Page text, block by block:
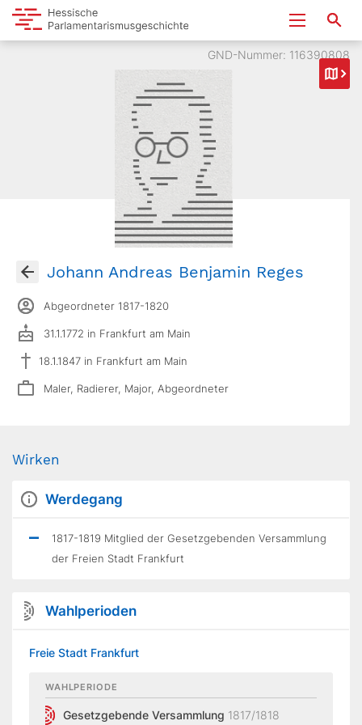
GND-Nummer: 116390808
Johann Andreas Benjamin Reges
Abgeordneter 1817-1820
31.1.1772 in Frankfurt am Main
18.1.1847 in Frankfurt am Main
Maler, Radierer, Major, Abgeordneter
Wirken
Werdegang
1817-1819 Mitglied der Gesetzgebenden Versammlung
der Freien Stadt Frankfurt
Wahlperioden
Freie Stadt Frankfurt
WAHLPERIODE
Gesetzgebende Versammlung 1817/1818